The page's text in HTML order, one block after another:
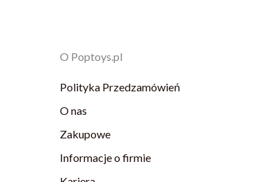
O Poptoys.pl
Polityka Przedzamówień
O nas
Zakupowe
Informacje o firmie